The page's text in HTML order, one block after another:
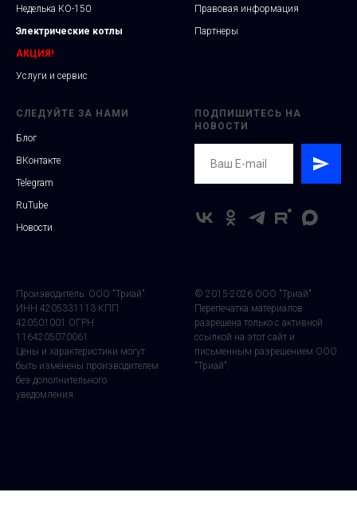
Неделька КО-150
Электрические котлы
АКЦИЯ!
Услуги и сервис
Правовая информация
Партнеры
СЛЕДУЙТЕ ЗА НАМИ
Блог
ВКонтакте
Telegram
RuTube
Новости
ПОДПИШИТЕСЬ НА
НОВОСТИ
Производитель: ООО "Триай"
ИНН 4205331113 КПП
420501001 ОГРН
1164205070061
Цены и характеристики могут
быть изменены производителем
без дополнительного
уведомления.
© 2015-2026 ООО "Триай"
Перепечатка материалов
разрешена только с активной
ссылкой на этот сайт и
письменным разрешением ООО
"Триай".